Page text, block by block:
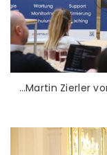
…Martin Zierler